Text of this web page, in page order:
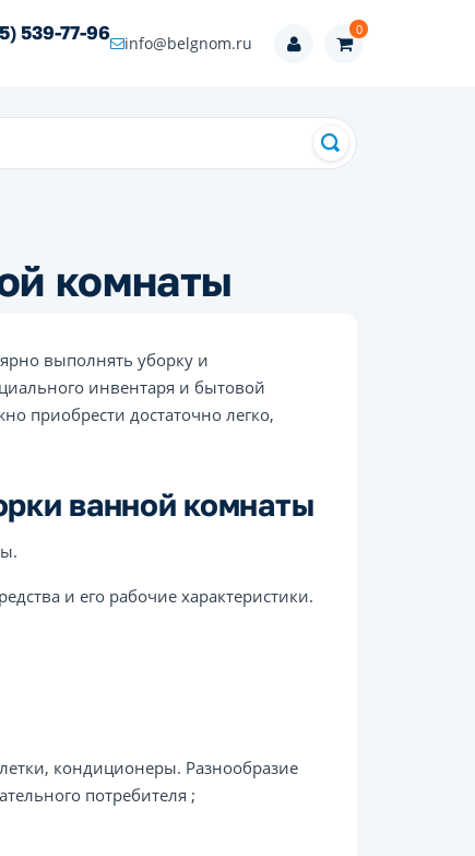
539-77-96 info@belgnom.ru
0
комнаты
выполнять уборку и
инвентаря и бытовой
приобрести достаточно легко,
ванной комнаты
и его рабочие характеристики.
кондиционеры. Разнообразие
потребителя ;